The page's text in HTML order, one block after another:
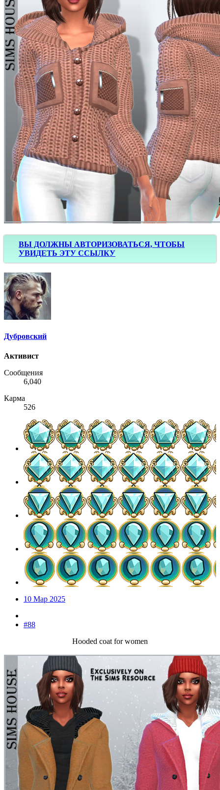
ВЫ ДОЛЖНЫ АВТОРИЗОВАТЬСЯ, ЧТОБЫ
УВИДЕТЬ ЭТУ ССЫЛКУ
Дубровский
Активист
Сообщения
6,040
Карма
526
10 Мар 2025
#88
Hooded coat for women